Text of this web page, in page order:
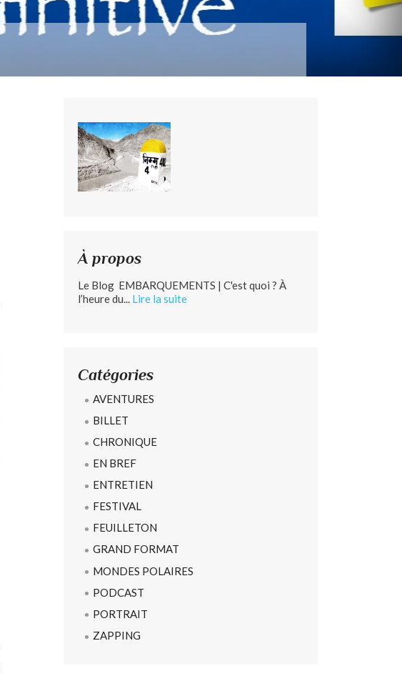
À propos
Le Blog EMBARQUEMENTS | C'est quoi ? À
l’heure du... Lire la suite
Catégories
AVENTURES
BILLET
CHRONIQUE
EN BREF
ENTRETIEN
FESTIVAL
FEUILLETON
GRAND FORMAT
MONDES POLAIRES
PODCAST
PORTRAIT
ZAPPING